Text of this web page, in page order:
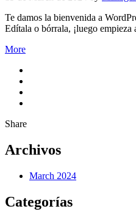
Te damos la bienvenida a
Edítala o bórrala, ¡luego empieza
More
Share
Archivos
March 2024
Categorías